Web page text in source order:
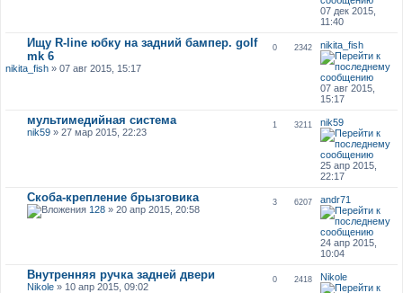
07 дек 2015,
11:40
Ищу R-line юбку на задний бампер. golf
mk 6
nikita_fish» 07 авг 2015, 15:17
0 2342 nikita_fish
07 авг 2015,
15:17
мультимедийная система
nik59» 27 мар 2015, 22:23
1 3211 nik59
25 апр 2015,
22:17
Скоба-крепление брызговика
128» 20 апр 2015, 20:58
3 6207 andr71
24 апр 2015,
10:04
Внутренняя ручка задней двери
Nikole» 10 апр 2015, 09:02
0 2418 Nikole